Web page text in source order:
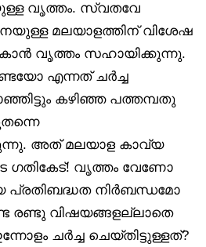
വൃത്തം. സ്വതവേ
മലയാളത്തിന് വിശേഷ
വൃത്തം സഹായിക്കുന്നു.
എന്നത് ചർച്ച
കഴിഞ്ഞ പത്തമ്പതു
അത് മലയാള കാവ്യ
ഗതികേട്! വൃത്തം വേണോ
നിർബന്ധമോ
രണ്ടു വിഷയങ്ങളല്ലാതെ
ചർച്ച ചെയ്തിട്ടുള്ളത്?